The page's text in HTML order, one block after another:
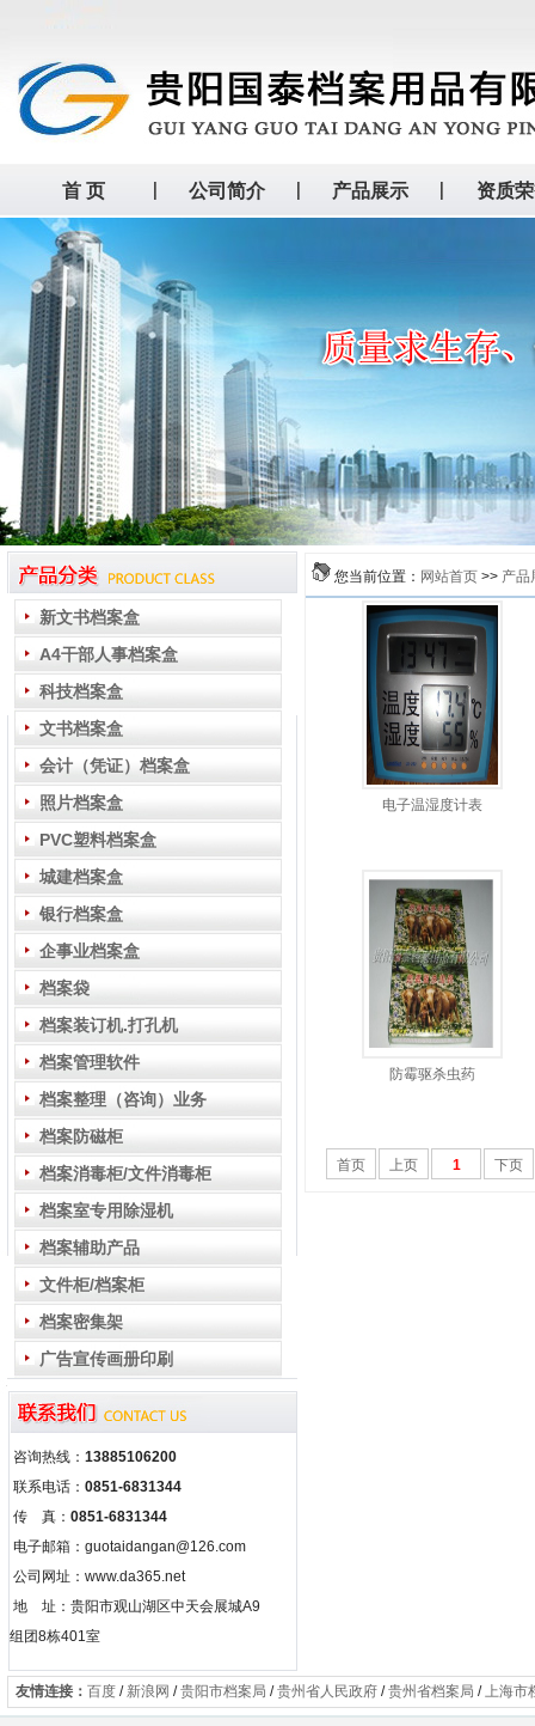
首 页 公司简介 产品展示 资质
新文书档案盒
A4干部人事档案盒
科技档案盒
文书档案盒
会计（凭证）档案盒
照片档案盒
PVC塑料档案盒
城建档案盒
银行档案盒
企事业档案盒
档案袋
档案装订机.打孔机
档案管理软件
档案整理（咨询）业务
档案防磁柜
档案消毒柜/文件消毒柜
档案室专用除湿机
档案辅助产品
文件柜/档案柜
档案密集架
广告宣传画册印刷
咨询热线： 13885106200
联系电话： 0851-6831344
传 真： 0851-6831344
电子邮箱：guotaidangan@126.com
公司网址：www.da365.net
地 址：贵阳市观山湖区中天会展城A9
组团8栋401室
您当前位置： 网站首页 >> 产品
电子温湿度计表
防霉驱杀虫药
首页 上页 1 下页
友情连接： 百度/ 新浪网 /贵阳市档案局 /贵州省人民政府/贵州省档案局 /上海市